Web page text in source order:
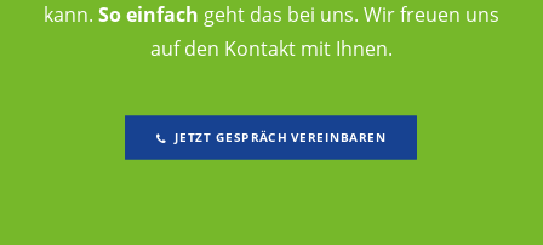
kann. So einfach geht das bei uns. Wir freuen uns
auf den Kontakt mit Ihnen.
JETZT GESPRÄCH VEREINBAREN